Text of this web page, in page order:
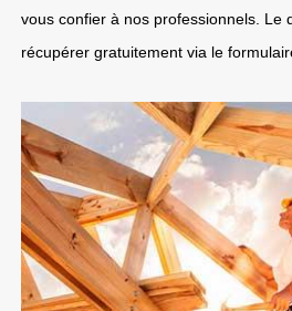
vous confier à nos professionnels. Le
récupérer gratuitement via le